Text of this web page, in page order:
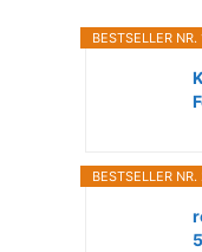
BESTSELLER NR.
BESTSELLER NR.